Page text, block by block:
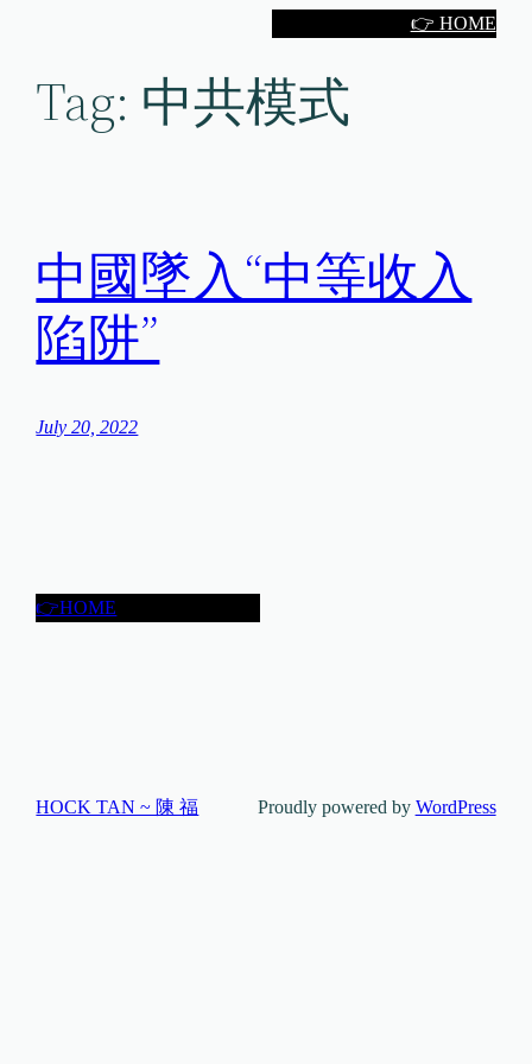
👉 HOME
Tag: 中共模式
中國墜入“中等收入
陷阱”
July 20, 2022
👉HOME
HOCK TAN ~ 陳 福 Proudly powered by WordPress